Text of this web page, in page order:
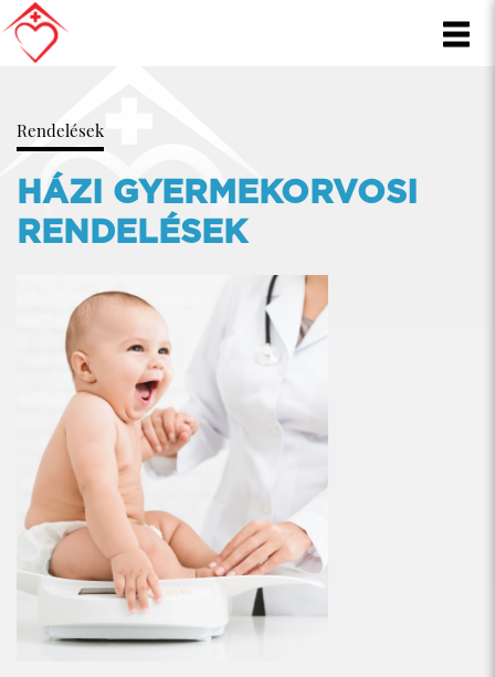
Rendelések
HÁZI GYERMEKORVOSI
RENDELÉSEK